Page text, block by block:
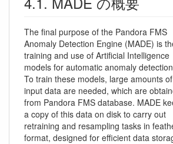
The final purpose of the Pandora FMS
Anomaly Detection Engine (MADE) is
training and use of Artificial Intelligence
models for automatic anomaly
To train these models, large amounts of
input data are needed, which are
from Pandora FMS database. MADE
a copy of this data on disk to carry out
retraining and resampling tasks in
format, designed for efficient data